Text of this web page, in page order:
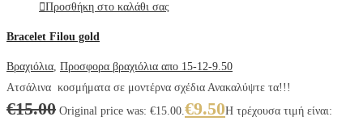
Προσθήκη στο καλάθι σας
Bracelet Filou gold
Βραχιόλια, Προσφορα βραχιόλια απο 15-12-9.50
Ατσάλινα κοσμήματα σε μοντέρνα σχέδια Ανακαλύψτε τα!!!
€15.00 Original price was: €15.00.€9.50Η τρέχουσα τιμή είναι: